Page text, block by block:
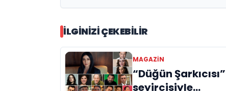
İLGINIZI ÇEKEBILIR
MAGAZIN
“Düğün Şarkıcısı”
seyircisiyle